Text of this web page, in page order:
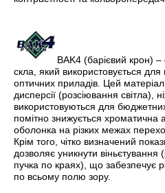
BAK4 (барієвий крон)
скла, який використовується
оптичних приладів. Цей
дисперсії (розсіювання світла),
використовуються для
помітно знижується хроматична
оболонка на різких межах
Крім того, чітко визначений
дозволяє уникнути віньєтування
пучка по краях), що забезпечує
по всьому полю зору.